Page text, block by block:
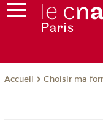
Accueil Choisir ma